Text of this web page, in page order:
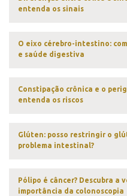
entenda os sinais
O eixo cérebro-intestino:
e saúde digestiva
Constipação crônica e o
entenda os riscos
Glúten: posso restringir o
problema intestinal?
Pólipo é câncer? Descubra a
importância da colonoscopia